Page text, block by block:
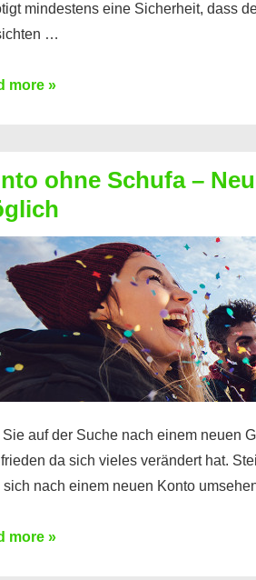
mindestens eine Sicherheit, dass
…
more »
ohne Schufa –
auf der Suche nach einem neuen
da sich vieles verändert hat.
sich nach einem neuen Konto
more »